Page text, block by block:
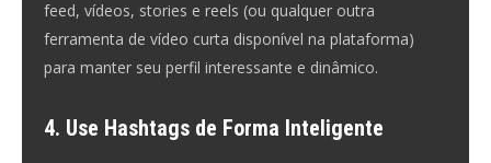
feed, vídeos, stories e reels (ou qualquer outra
ferramenta de vídeo curta disponível na plataforma)
para manter seu perfil interessante e dinâmico.
4. Use Hashtags de Forma Inteligente